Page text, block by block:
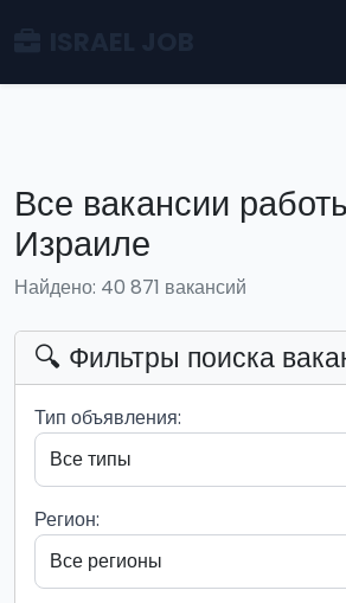
Все вакансии
Израиле
Найдено: 40 871 вакансий
🔍 Фильтры поиска
Тип объявления:
Регион: